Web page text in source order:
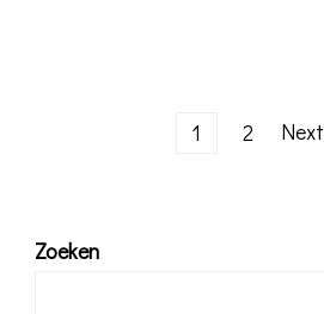
Berichten
Page
1 Page
2 Next
Zoeken